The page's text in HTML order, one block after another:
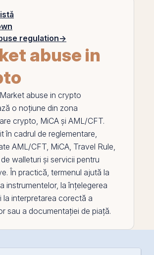
regulation→
abuse in
Market abuse in crypto
o noțiune din zona
crypto, MiCA și AML/CFT.
în cadrul de reglementare,
AML/CFT, MiCA, Travel Rule,
walleturi și servicii pentru
În practică, termenul ajută la
instrumentelor, la înțelegerea
la interpretarea corectă a
sau a documentației de piață.